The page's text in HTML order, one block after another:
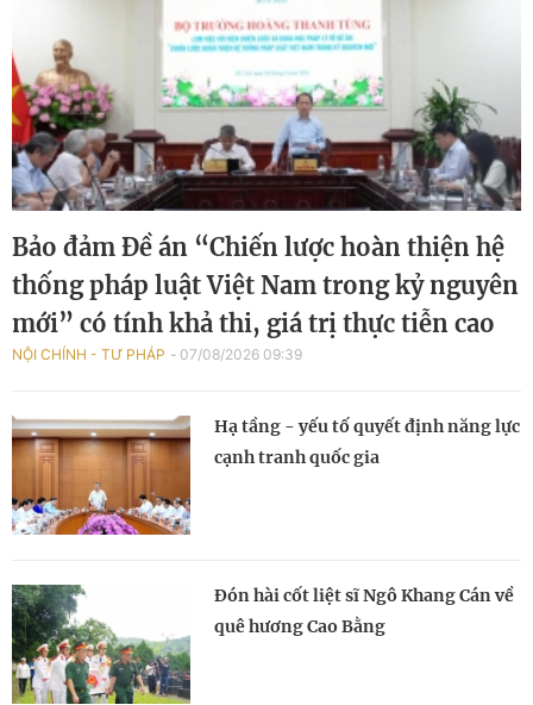
Bảo đảm Đề án “Chiến lược hoàn thiện hệ
thống pháp luật Việt Nam trong kỷ nguyên
mới” có tính khả thi, giá trị thực tiễn cao
NỘI CHÍNH - TƯ PHÁP 07/08/2026 09:39
Hạ tầng - yếu tố quyết định năng lực
cạnh tranh quốc gia
Đón hài cốt liệt sĩ Ngô Khang Cán về
quê hương Cao Bằng